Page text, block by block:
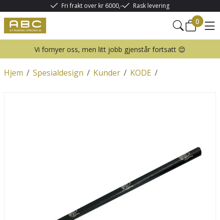
Fri frakt over kr 6000,- Rask levering
0
Vi fornyer oss, men litt jobb gjenstår fortsatt 😊
/
Hjem /
Spesialdesign /
Kunder /
KODE